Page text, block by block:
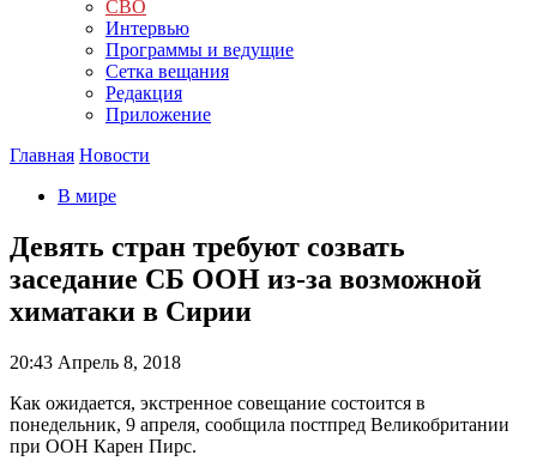
СВО
Интервью
Программы и ведущие
Сетка вещания
Редакция
Приложение
Главная Новости
В мире
Девять стран требуют созвать
заседание СБ ООН из-за возможной
химатаки в Сирии
20:43 Апрель 8, 2018
Как ожидается, экстренное совещание состоится в
понедельник, 9 апреля, сообщила постпред Великобритании
при ООН Карен Пирс.